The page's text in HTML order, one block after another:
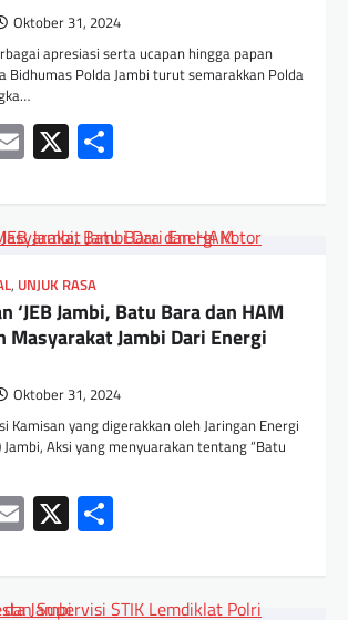
Oktober 31, 2024
apresiasi serta ucapan hingga papan
Bidhumas Polda Jambi turut semarakkan Polda
Email
X
, UNJUK RASA
‘JEB Jambi, Batu Bara dan HAM
Masyarakat Jambi Dari Energi
Oktober 31, 2024
Kamisan yang digerakkan oleh Jaringan Energi
Jambi, Aksi yang menyuarakan tentang “Batu
Email
X